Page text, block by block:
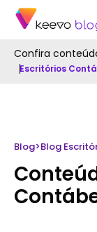
Confira
Escritórios
Blog>Blog